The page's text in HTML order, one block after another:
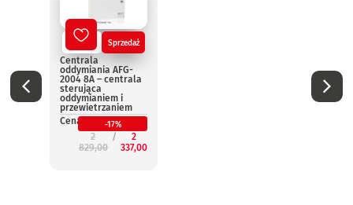
Nowy Sprzedaż
Centrala
oddymiania AFG-
2004 8A – centrala
sterująca
oddymianiem i
przewietrzaniem
Cena:
-17%
2
829,00
2
337,00